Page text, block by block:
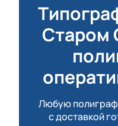
Старом
Любую
с доставкой